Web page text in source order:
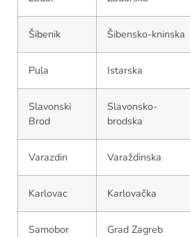
Šibenik Šibensko-kninska
Pula Istarska
Slavonski
Brod
Slavonsko-
brodska
Varazdin Varaždinska
Karlovac Karlovačka
Samobor Grad Zagreb